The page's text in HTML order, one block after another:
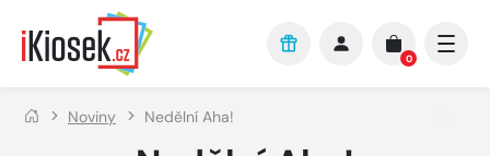
Přejít na hlavní obsah
0
Noviny Nedělní Aha!